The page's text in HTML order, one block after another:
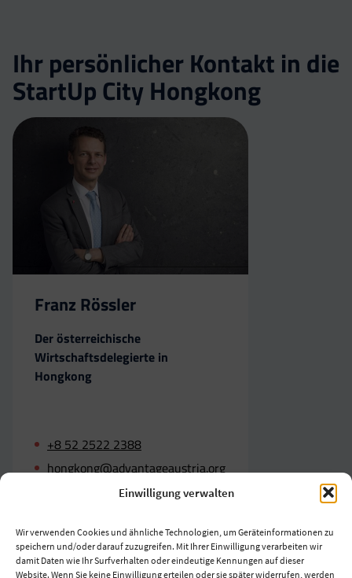
Einwilligung verwalten
Wir verwenden Cookies und ähnliche Technologien, um Geräteinformationen zu
speichern und/oder darauf zuzugreifen. Mit Ihrer Einwilligung verarbeiten wir
damit Daten wie Ihr Surfverhalten oder eindeutige Kennungen auf dieser
Website. Wenn Sie keine Einwilligung erteilen oder sie später widerrufen, werden
Ihr persönlicher Kontakt in die
StartUp City Hongkong
Franz Rössler
Der österreichische
Wirtschaftsdelegierte in
Hongkong
+8 52 2522 2388
hongkong@advantageaustria.org